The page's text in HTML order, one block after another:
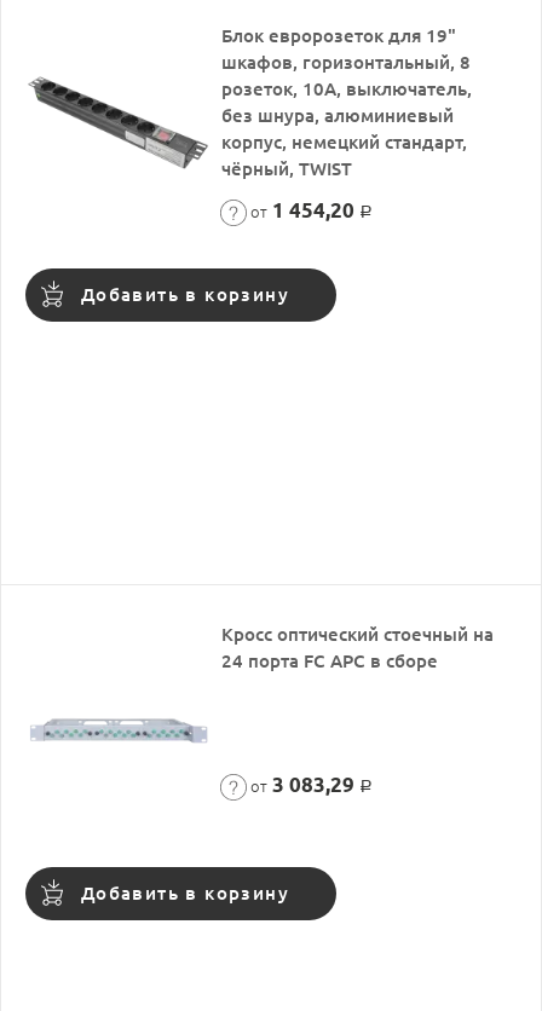
Блок евророзеток для 19"
шкафов, горизонтальный, 8
розеток, 10А, выключатель,
без шнура, алюминиевый
корпус, немецкий стандарт,
чёрный, TWIST
от 1 454,20 Р
Добавить в корзину
Кросс оптический стоечный на
24 порта FC APC в сборе
от 3 083,29 Р
Добавить в корзину